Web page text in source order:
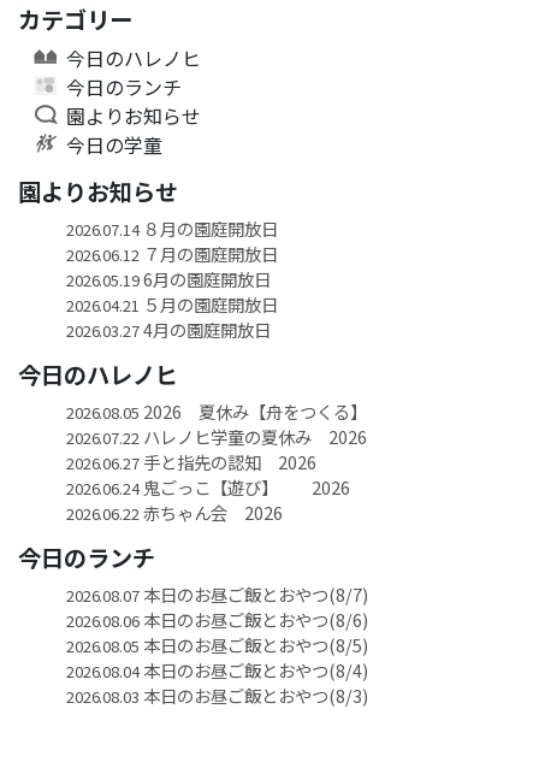
カテゴリー
今日のハレノヒ
今日のランチ
園よりお知らせ
今日の学童
園よりお知らせ
2026.07.14８月の園庭開放日
2026.06.12 ７月の園庭開放日
2026.05.196月の園庭開放日
2026.04.21 ５月の園庭開放日
2026.03.274月の園庭開放日
今日のハレノヒ
2026.08.05 2026 夏休み【舟をつくる】
2026.07.22 ハレノヒ学童の夏休み 2026
2026.06.27手と指先の認知 2026
2026.06.24鬼ごっこ【遊び】 2026
2026.06.22 赤ちゃん会 2026
今日のランチ
2026.08.07本日のお昼ご飯とおやつ(8/7)
2026.08.06本日のお昼ご飯とおやつ(8/6)
2026.08.05 本日のお昼ご飯とおやつ(8/5)
2026.08.04本日のお昼ご飯とおやつ(8/4)
2026.08.03 本日のお昼ご飯とおやつ(8/3)